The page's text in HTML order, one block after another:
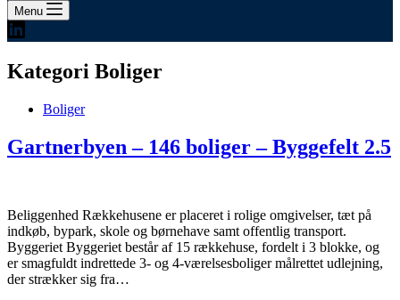
Menu
Kategori Boliger
Boliger
Gartnerbyen – 146 boliger – Byggefelt 2.5
Beliggenhed Rækkehusene er placeret i rolige omgivelser, tæt på
indkøb, bypark, skole og børnehave samt offentlig transport.
Byggeriet Byggeriet består af 15 rækkehuse, fordelt i 3 blokke, og
er smagfuldt indrettede 3- og 4-værelsesboliger målrettet udlejning,
der strækker sig fra…